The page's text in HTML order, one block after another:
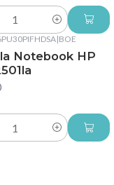
|BOE
Notebook HP